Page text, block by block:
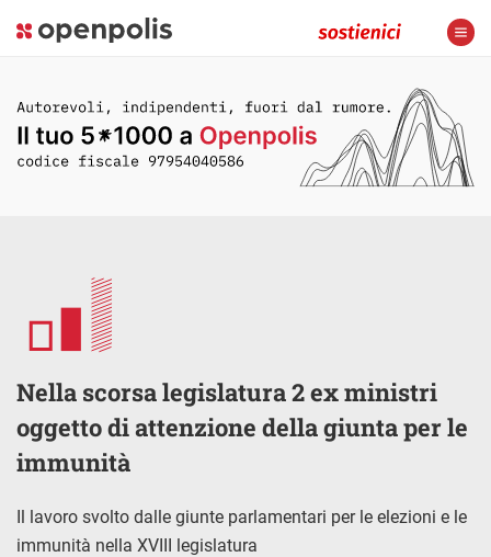
Nella scorsa legislatura 2 ex ministri
oggetto di attenzione della giunta per le
immunità
Il lavoro svolto dalle giunte parlamentari per le elezioni e le
immunità nella XVIII legislatura